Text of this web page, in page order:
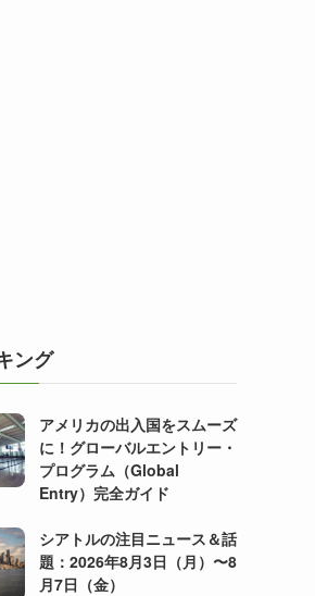
ング
アメリカの出入国をスムーズ
に！グローバルエントリー・
プログラム（Global
Entry）完全ガイド
シアトルの注目ニュース＆話
題：2026年8月3日（月）〜8
月7日（金）